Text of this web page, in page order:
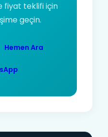
fiyat teklifi için
geçin.
Hemen Ara